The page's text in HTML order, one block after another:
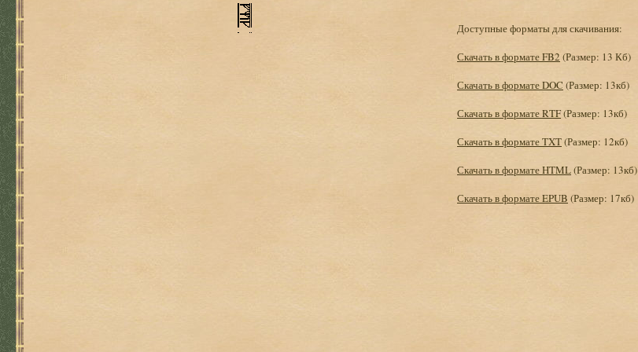
Доступные форматы для скачивания:
Скачать в формате FB2 (Размер: 13 Кб)
Скачать в формате DOC (Размер: 13кб)
Скачать в формате RTF(Размер: 13кб)
Скачать в формате TXT(Размер: 12кб)
Скачать в формате HTML(Размер: 13кб)
Скачать в формате EPUB (Размер: 17кб)